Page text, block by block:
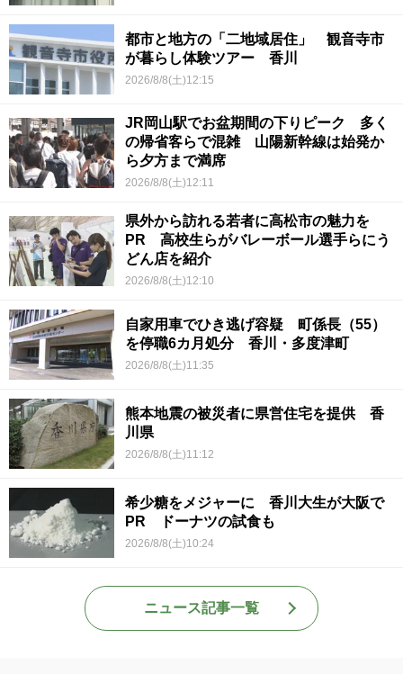
都市と地方の「二地域居住」 観音寺市
が暮らし体験ツアー 香川
2026/8/8(土)12:15
JR岡山駅でお盆期間の下りピーク 多く
の帰省客らで混雑 山陽新幹線は始発か
ら夕方まで満席
2026/8/8(土)12:11
県外から訪れる若者に高松市の魅力を
PR 高校生らがバレーボール選手らにう
どん店を紹介
2026/8/8(土)12:10
自家用車でひき逃げ容疑 町係長（55）
を停職6カ月処分 香川・多度津町
2026/8/8(土)11:35
熊本地震の被災者に県営住宅を提供 香
川県
2026/8/8(土)11:12
希少糖をメジャーに 香川大生が大阪で
PR ドーナツの試食も
2026/8/8(土)10:24
ニュース記事一覧